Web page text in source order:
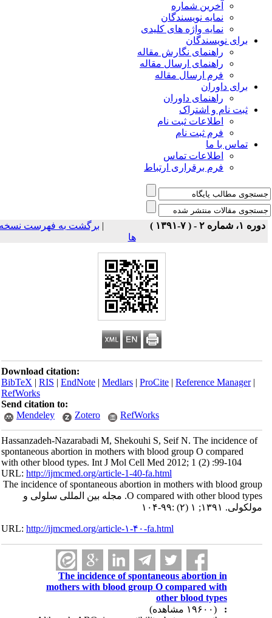
آخرین شماره
نمایه نویسندگان
نمایه واژه های کلیدی
برای نویسندگان
راهنمای نگارش مقاله
راهنمای ارسال مقاله
فرم ارسال مقاله
برای داوران
راهنمای داوران
ثبت نام و اشتراک
اطلاعات ثبت نام
فرم ثبت نام
تماس با ما
اطلاعات تماس
فرم برقراری ارتباط
دوره ۱، شماره ۲ - ( ۷-۱۳۹۱ )
برگشت به فهرست نسخه
ها
Download citation:
BibTeX|RIS|EndNote|Medlars|ProCite|Reference Manager
RefWorks
Send citation to:
Mendeley
Zotero RefWorks
Hassanzadeh-Nazarabadi M, Shekouhi S, Seif N. The incidence of
spontaneous abortion in mothers with blood group O compared
with other blood types. Int J Mol Cell Med 2012; 1 (2) :99-104
URL:http://ijmcmed.org/article-1-40-fa.html
The incidence of spontaneous abortion in mothers with blood group
O compared with other blood types. مجله بین المللی سلولی و
مولکولی. ۱۳۹۱; ۱ (۲) :۹۹-۱۰۴
URL:http://ijmcmed.org/article-۱-۴۰-fa.html
The incidence of spontaneous abortion in
mothers with blood group O compared with
other blood types